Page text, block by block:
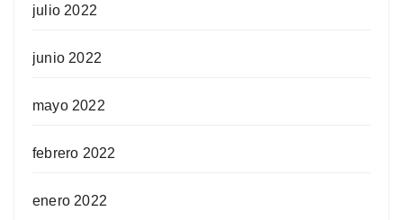
julio 2022
junio 2022
mayo 2022
febrero 2022
enero 2022